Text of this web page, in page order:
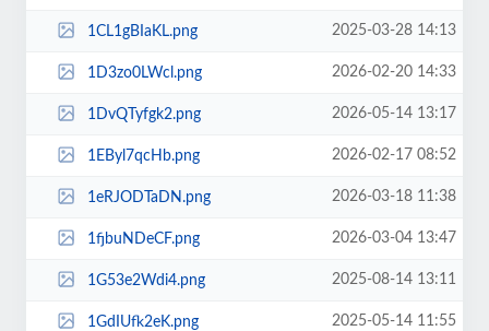
1CL1gBIaKL.png 2025-03-28 14:13
1D3zo0LWcl.png 2026-02-20 14:33
1DvQTyfgk2.png 2026-05-14 13:17
1EByl7qcHb.png 2026-02-17 08:52
1eRJODTaDN.png 2026-03-18 11:38
1fjbuNDeCF.png 2026-03-04 13:47
1G53e2Wdi4.png 2025-08-14 13:11
1GdIUfk2eK.png 2025-05-14 11:55